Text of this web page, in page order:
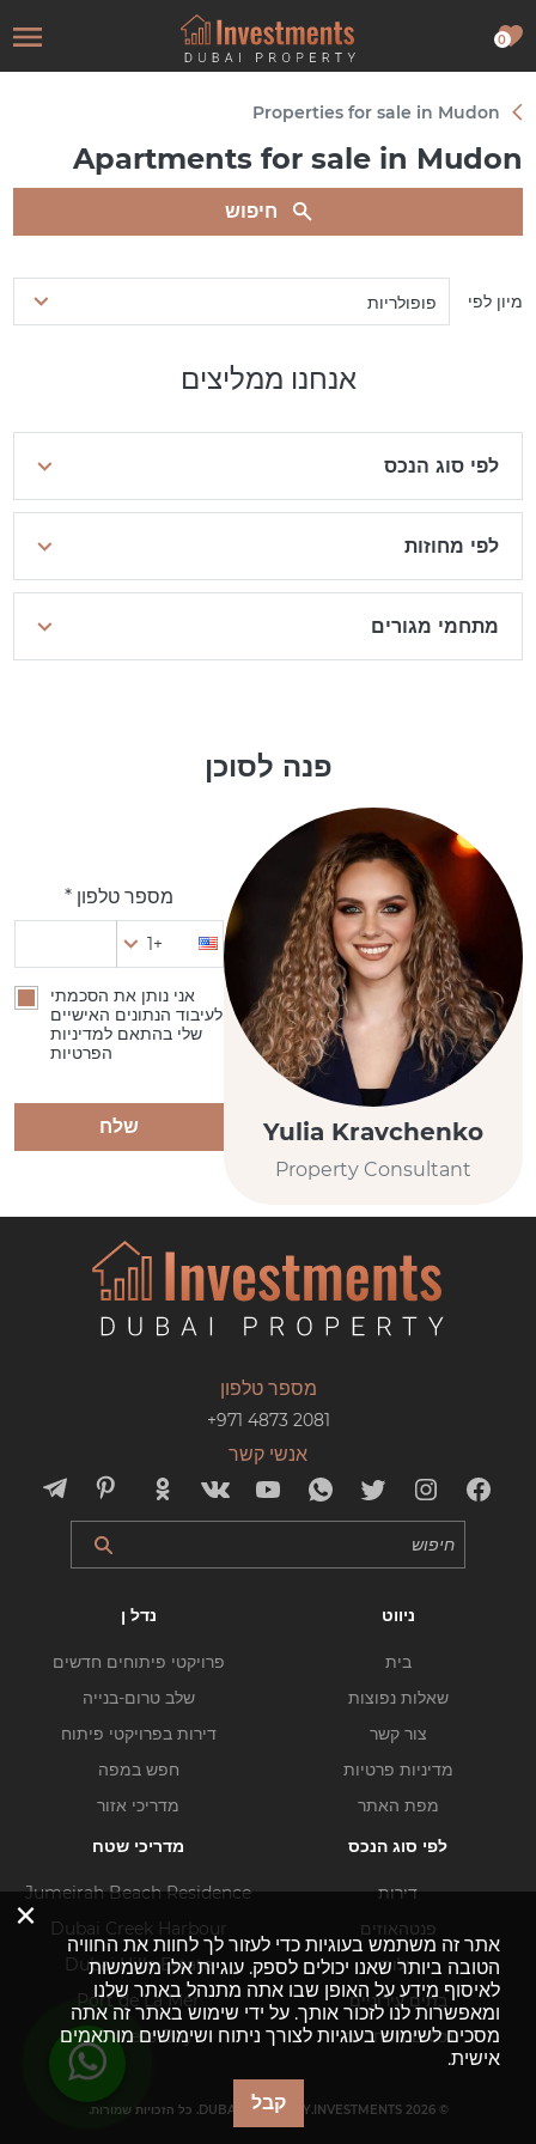
0
Properties for sale in Mudon
Apartments for sale in Mudon
חיפוש
מיון לפי פופולריות
אנחנו ממליצים
לפי סוג הנכס
לפי מחוזות
מתחמי מגורים
פנה לסוכן
Yulia Kravchenko
Property Consultant
מספר טלפון *
+1
אני נותן את הסכמתי
לעיבוד הנתונים האישיים
שלי בהתאם למדיניות
הפרטיות
שלח
מספר טלפון
+971 4873 2081
אנשי קשר
ניווט
בית
שאלות נפוצות
צור קשר
מדיניות פרטיות
מפת האתר
נדל ן
פרויקטי פיתוחים חדשים
שלב טרום-בנייה
דירות בפרויקטי פיתוח
חפש במפה
מדריכי אזור
לפי סוג הנכס
דירות
פנטהאוזים
וילות
בתים עירוניים
נכסים מסחריים
מדריכי שטח
Jumeirah Beach Residence
Dubai Creek Harbour
Dubai Hills Estate
Port de La Mer
Business Bay
© DUBAI-PROPERTY.INVESTMENTS 2026. כל הזכויות שמורות.
×
אתר זה משתמש בעוגיות כדי לעזור לך לחוות את החוויה
הטובה ביותר שאנו יכולים לספק. עוגיות אלו משמשות
לאיסוף מידע על האופן שבו אתה מתנהל באתר שלנו
ומאפשרות לנו לזכור אותך. על ידי שימוש באתר זה אתה
מסכים לשימוש בעוגיות לצורך ניתוח ושימושים מותאמים
אישית.
קבל